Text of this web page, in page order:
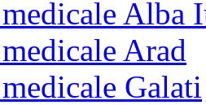
Alba
Arad
Galati